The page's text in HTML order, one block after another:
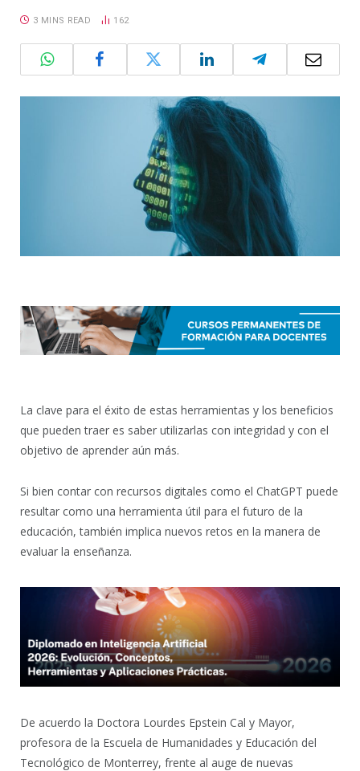
3 MINS READ 162
La clave para el éxito de estas herramientas y los beneficios
que pueden traer es saber utilizarlas con integridad y con el
objetivo de aprender aún más.
Si bien contar con recursos digitales como el ChatGPT puede
resultar como una herramienta útil para el futuro de la
educación, también implica nuevos retos en la manera de
evaluar la enseñanza.
De acuerdo la Doctora Lourdes Epstein Cal y Mayor,
profesora de la Escuela de Humanidades y Educación del
Tecnológico de Monterrey, frente al auge de nuevas